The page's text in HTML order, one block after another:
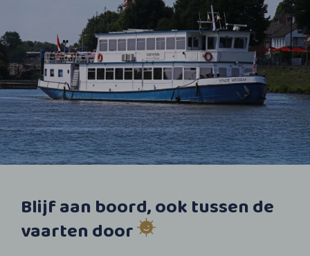
Blijf aan boord, ook tussen de
vaarten door